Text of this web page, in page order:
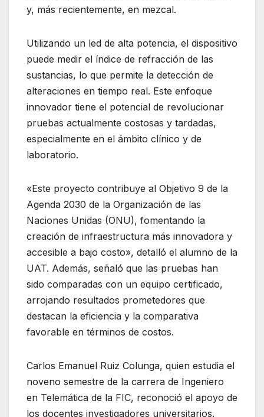
y, más recientemente, en mezcal.
Utilizando un led de alta potencia, el dispositivo
puede medir el índice de refracción de las
sustancias, lo que permite la detección de
alteraciones en tiempo real. Este enfoque
innovador tiene el potencial de revolucionar
pruebas actualmente costosas y tardadas,
especialmente en el ámbito clínico y de
laboratorio.
«Este proyecto contribuye al Objetivo 9 de la
Agenda 2030 de la Organización de las
Naciones Unidas (ONU), fomentando la
creación de infraestructura más innovadora y
accesible a bajo costo», detalló el alumno de la
UAT. Además, señaló que las pruebas han
sido comparadas con un equipo certificado,
arrojando resultados prometedores que
destacan la eficiencia y la comparativa
favorable en términos de costos.
Carlos Emanuel Ruiz Colunga, quien estudia el
noveno semestre de la carrera de Ingeniero
en Telemática de la FIC, reconoció el apoyo de
los docentes investigadores universitarios,